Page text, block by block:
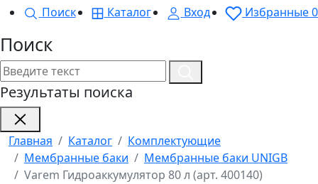
Поиск
Каталог Вход Избранные0
Поиск
Результаты поиска
Главная Каталог
Комплектующие
Мембранные баки
Мембранные баки UNIGB
Varem Гидроаккумулятор 80 л (арт. 400140)